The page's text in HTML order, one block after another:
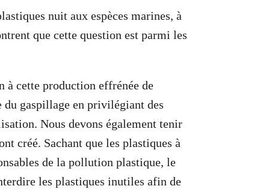
nuit aux espèces marines, à
que cette question est parmi les
à cette production effrénée de
gaspillage en privilégiant des
Nous devons également tenir
créé. Sachant que les plastiques à
de la pollution plastique, le
les plastiques inutiles afin de